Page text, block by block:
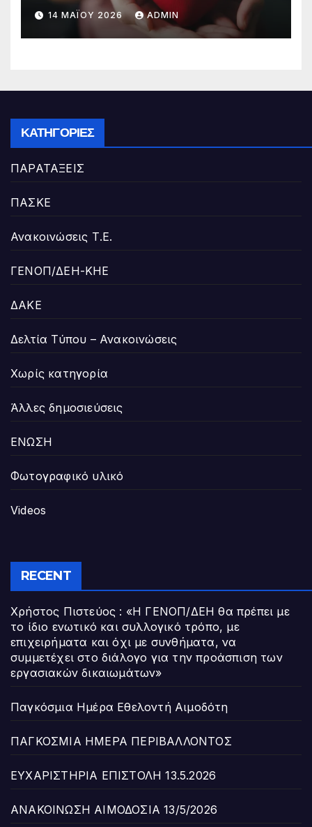
14 ΜΑΪ́ΟΥ 2026 ADMIN
ΚΑΤΗΓΟΡΊΕΣ
ΠΑΡΑΤΑΞΕΙΣ
ΠΑΣΚΕ
Ανακοινώσεις Τ.Ε.
ΓΕΝΟΠ/ΔΕΗ-ΚΗΕ
ΔΑΚΕ
Δελτία Τύπου – Ανακοινώσεις
Χωρίς κατηγορία
Άλλες δημοσιεύσεις
ΕΝΩΣΗ
Φωτογραφικό υλικό
Videos
RECENT
Χρήστος Πιστεύος : «Η ΓΕΝΟΠ/ΔΕΗ θα πρέπει με
το ίδιο ενωτικό και συλλογικό τρόπο, με
επιχειρήματα και όχι με συνθήματα, να
συμμετέχει στο διάλογο για την προάσπιση των
εργασιακών δικαιωμάτων»
Παγκόσμια Ημέρα Εθελοντή Αιμοδότη
ΠΑΓΚΟΣΜΙΑ ΗΜΕΡΑ ΠΕΡΙΒΑΛΛΟΝΤΟΣ
ΕΥΧΑΡΙΣΤΗΡΙΑ ΕΠΙΣΤΟΛΗ 13.5.2026
ΑΝΑΚΟΙΝΩΣΗ ΑΙΜΟΔΟΣΙΑ 13/5/2026